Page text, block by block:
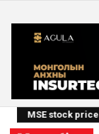
MSE stock